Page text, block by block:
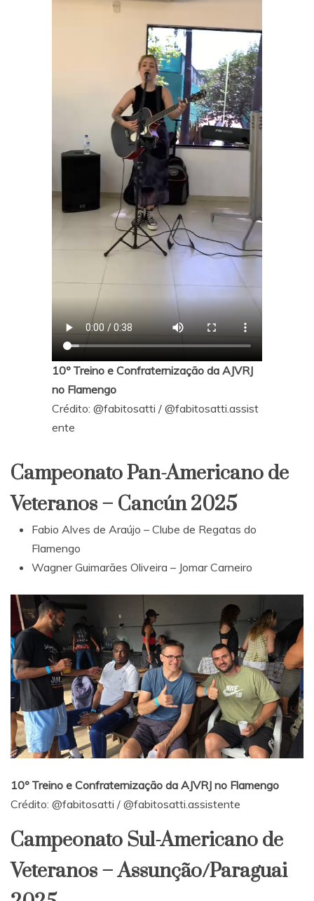
10º Treino e Confraternização da AJVRJ
no Flamengo
Crédito: @fabitosatti / @fabitosatti.assist
ente
Campeonato Pan-Americano de
Veteranos – Cancún 2025
Fabio Alves de Araújo – Clube de Regatas do
Flamengo
Wagner Guimarães Oliveira – Jomar Carneiro
10º Treino e Confraternização da AJVRJ no Flamengo
Crédito: @fabitosatti / @fabitosatti.assistente
Campeonato Sul-Americano de
Veteranos – Assunção/Paraguai